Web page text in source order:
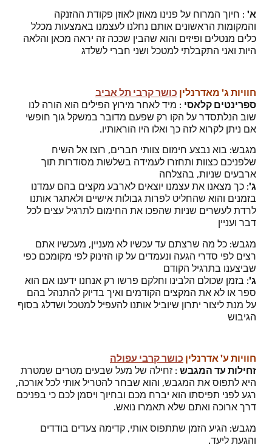
א' : חיוך המרוח על פנינו מאוזן לאוזן פקודת ההזנקה
והמקומות הראשונים אותם נחלנו לעצמנו באמצעות מכלל
כלים מנטלים ופיזים והוא שהבין שככה זה יראה מכאן והלאה
היות ואני התקבלתי למטכל ושני חברי לשלדג
חוויות ג' מאדרנלין כושר קרבי תל אביב
ספרינטים קלאסי : מיד לאחר מירוץ הפילים הוא הורה לנו
שוב הנלתסדר על הקו רק שפעם מדובר במשקל גוך חופשי
אם ניתן לקרוא לזה כך ואלו היו הוראותיו.
מגבש: בוא נבצע חימום צוותי חברים, רוצו אל השיח
שלפניכם כצוות ותחזרו לעמידה בשלשות מסודרות תוך
ארבעים שניות, בהצלחה
ג': כך מצאנו את עצמנו יוצאים לארבע מקצים בהם עמדנו
בזמנים והוא שהחליט לפרות גבולות אישיים ולאתגר אותנו
לרדת לעשרים שניות שהפכו את החימום לתרגיל עצים לכל
דבר ועניין
מגבש: כל מה שרצתם עד עכשיו לא מעניין, מעכשיו אתם
רצים לפי סדרי הגעה ונעמדים על קו הזינוק לפי מקומכם כפי
שביצענו בתרגיל הקודם
ג': בזמן שכולם הלבינו וחלקם פרשו רק אנחנו ידענו אם הוא
ספר או לא את המקצים הקודמים ואיך בדיוק להתנהל בהם
על מנת ליצור יתרון שיוביל אותנו להעפיל למטכל ושדלג בסוף
הגיבוש
חוויות ע' אדרנלין כושר קרבי עפולה
זחילות עד המגבש : זחילה של מעל שבעים מטרים שמטרת
היא לתפוס את המגבש, והוא שבחר להטריל אותי לכל אורכה,
רגע לפני תפיסתו הוא יברח מכם ובחיוך ויסמן לכם כי בפניכם
דרך ארוכה ואתם שלא תאמרו נואש.
מגבש: הגיע הזמן שתתפוס אותי, קדימה צעדים בודדים
והגעת ליעד.